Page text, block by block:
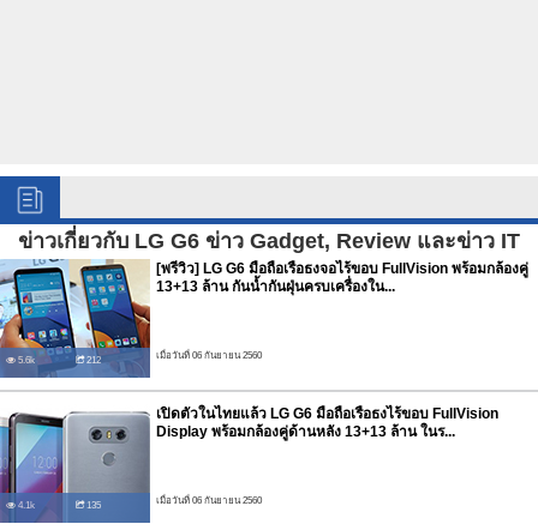
ข่าวเกี่ยวกับ LG G6 ข่าว Gadget, Review และข่าว IT
5.6k 212
[พรีวิว] LG G6 มือถือเรือธงจอไร้ขอบ FullVision พร้อมกล้องคู่
13+13 ล้าน กันน้ำกันฝุ่นครบเครื่องใน...
เมื่อวันที่ 06 กันยายน 2560
4.1k 135
เปิดตัวในไทยแล้ว LG G6 มือถือเรือธงไร้ขอบ FullVision
Display พร้อมกล้องคู่ด้านหลัง 13+13 ล้าน ในร...
เมื่อวันที่ 06 กันยายน 2560